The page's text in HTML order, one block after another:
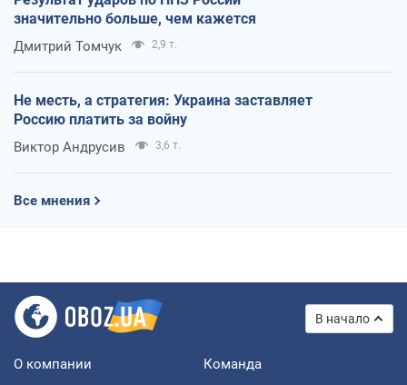
значительно больше, чем кажется
Дмитрий Томчук 2,9 т.
Не месть, а стратегия: Украина заставляет
Россию платить за войну
Виктор Андрусив 3,6 т.
Все мнения
В начало
О компании Команда